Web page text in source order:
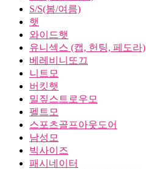
S/S(봄/여름)
햇
와이드햇
유니섹스 (캡, 헌팅, 페도라)
베레비니또끄
니트모
버킷햇
밀짚스트로우모
펠트모
스포츠골프아웃도어
남성모
빅사이즈
패시네이터